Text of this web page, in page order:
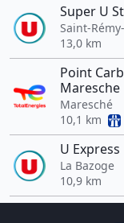
Super U
Saint-
13,0 km
Point
Maresche
Maresché
10,1 km
U Express
La Bazoge
10,9 km